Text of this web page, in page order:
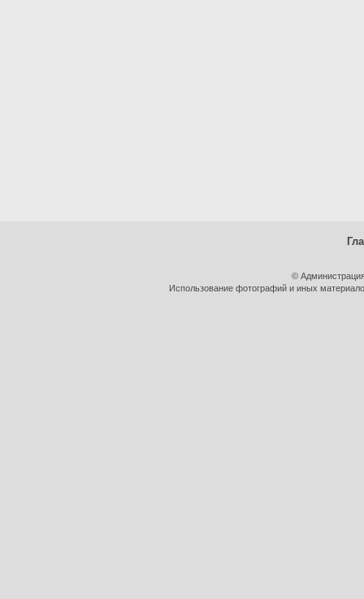
©
Использование фотографий и иных